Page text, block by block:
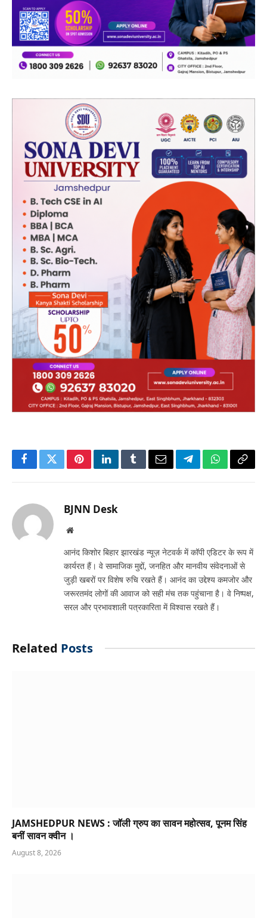
FacebookTwitterPinterestLinkedInTumblrEmailTelegramWhatsApp
Copy
BJNN Desk
Website
आनंद किशोर बिहार झारखंड न्यूज़ नेटवर्क में कॉपी एडिटर के रूप में
कार्यरत हैं। वे सामाजिक मुद्दों, जनहित और मानवीय संवेदनाओं से
जुड़ी खबरों पर विशेष रुचि रखते हैं। आनंद का उद्देश्य कमजोर और
जरूरतमंद लोगों की आवाज को सही मंच तक पहुंचाना है। वे निष्पक्ष,
सरल और प्रभावशाली पत्रकारिता में विश्वास रखते हैं।
Related Posts
JAMSHEDPUR NEWS : जॉली ग्रुप का सावन महोत्सव, पूनम सिंह
बनीं सावन क्वीन ।
August 8, 2026